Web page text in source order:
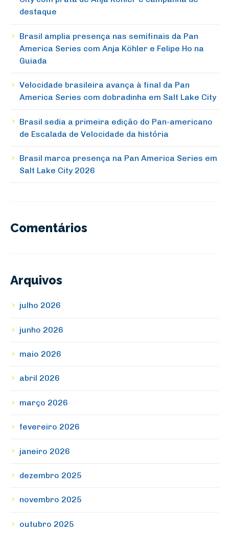
destaque
Brasil amplia presença nas semifinais da Pan
America Series com Anja Köhler e Felipe Ho na
Guiada
Velocidade brasileira avança à final da Pan
America Series com dobradinha em Salt Lake City
Brasil sedia a primeira edição do Pan-americano
de Escalada de Velocidade da história
Brasil marca presença na Pan America Series em
Salt Lake City 2026
Comentários
Arquivos
julho 2026
junho 2026
maio 2026
abril 2026
março 2026
fevereiro 2026
janeiro 2026
dezembro 2025
novembro 2025
outubro 2025